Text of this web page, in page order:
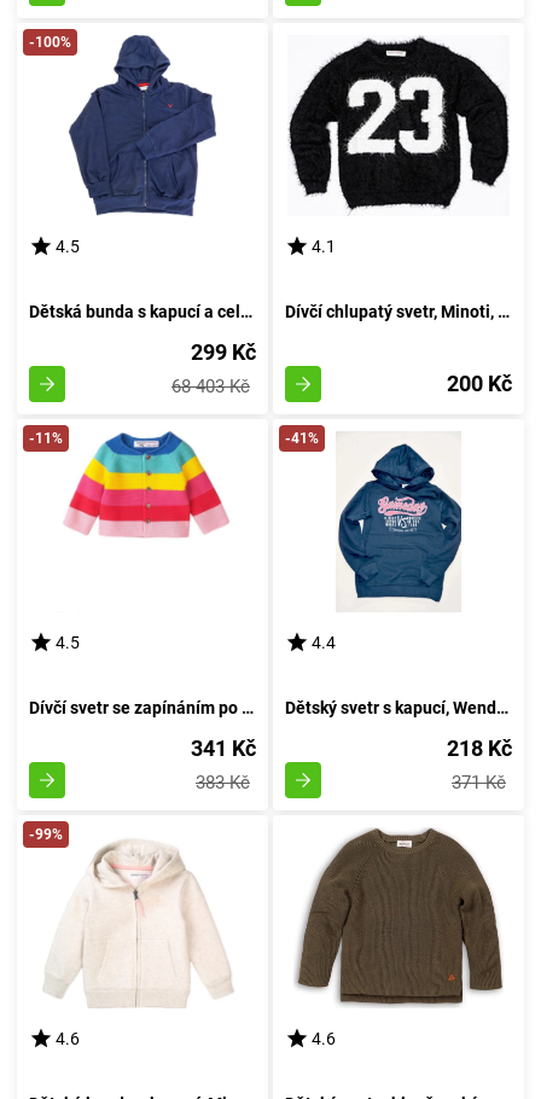
-100%
4.5
Dětská bunda s kapucí a celopropínacím, Minoti, 9ZIPEMB 1, modrá - velikost 98/104 | pro věk 3-4 let
299 Kč
68 403 Kč
4.1
Dívčí chlupatý svetr, Minoti, GRUNGE 4, černý - velikost 98/104 | pro věk 3/4 let
200 Kč
-11%
4.5
Dívčí svetr se zapínáním po celé délce, Minoti, Magical 7, pro holčičku - velikost 92/98 | 2/3 roky
341 Kč
383 Kč
-41%
4.4
Dětský svetr s kapucí, Wendee, osfb11145-2, modrá - velikost 152 | pro dvanáctiletého
218 Kč
371 Kč
-99%
4.6 4.6